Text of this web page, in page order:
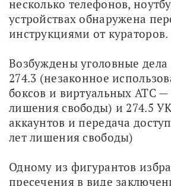
несколько телефонов,
устройствах обнаружена
инструкциями от кураторов.
Возбуждены уголовные дела
274.3 (незаконное
боксов и виртуальных АТС —
лишения свободы) и 274.5
аккаунтов и передача
лет лишения свободы)
Одному из фигурантов
пресечения в виде